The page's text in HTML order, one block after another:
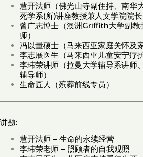
慧开法师（佛光山寺副住持、南华
死学系(所)讲座教授兼人文学院院长
曾广志博士（澳洲Griffith大学副教
师）
冯以量硕士（马来西亚家庭关怀及
李志展医生（马来西亚儿童安宁疗
李玮荣讲师（拉曼大学辅导系讲师
辅导师）
生命匠人（殡葬前线专员）
讲题:
慧开法师 – 生命的永续经营
李玮荣老师 – 照顾者的自我观照